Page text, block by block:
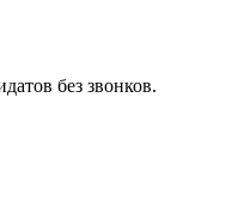
без звонков.